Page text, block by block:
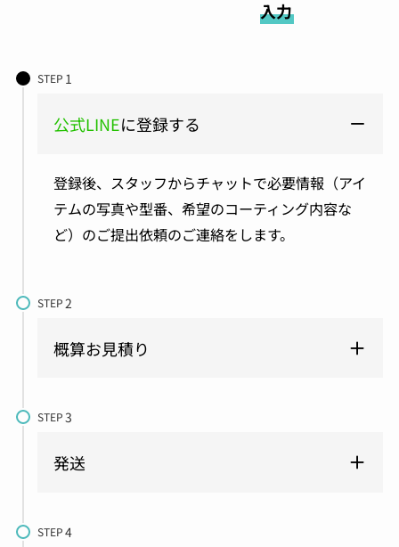
入力
STEP
公式LINEに登録する
登録後、スタッフからチャットで必要情報（アイ
テムの写真や型番、希望のコーティング内容な
ど）のご提出依頼のご連絡をします。
STEP
概算お見積り
STEP
発送
STEP